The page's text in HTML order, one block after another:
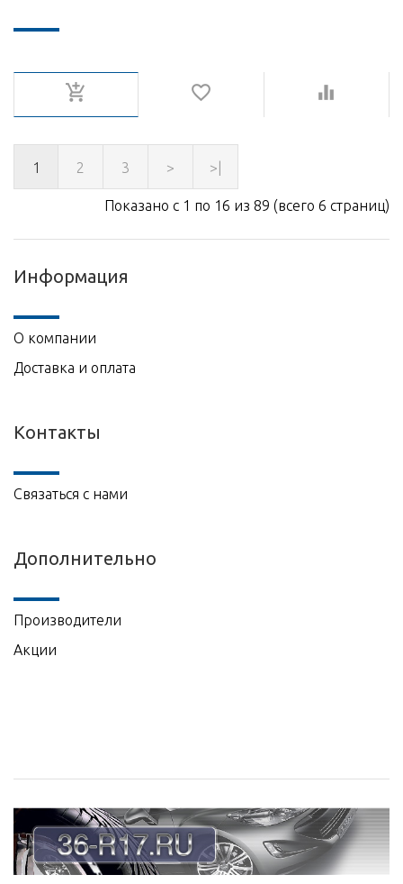
1 2 3 > >|
Показано с 1 по 16 из 89 (всего 6 страниц)
Информация
О компании
Доставка и оплата
Контакты
Связаться с нами
Дополнительно
Производители
Акции